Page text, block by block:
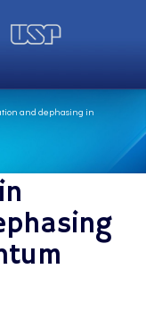
and dephasing in